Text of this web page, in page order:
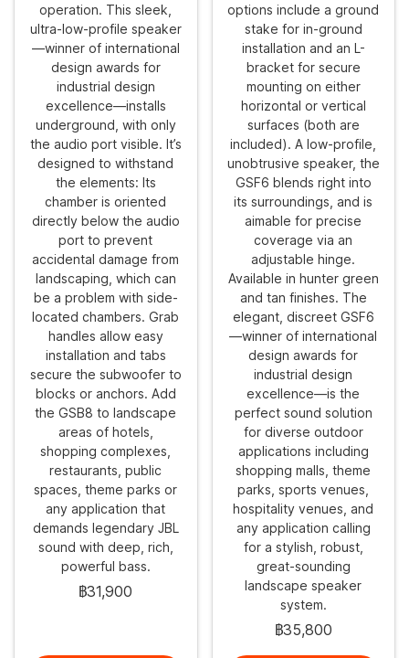
operation. This sleek,
ultra-low-profile speaker
—winner of international
design awards for
industrial design
excellence—installs
underground, with only
the audio port visible. It’s
designed to withstand
the elements: Its
chamber is oriented
directly below the audio
port to prevent
accidental damage from
landscaping, which can
be a problem with side-
located chambers. Grab
handles allow easy
installation and tabs
secure the subwoofer to
blocks or anchors. Add
the GSB8 to landscape
areas of hotels,
shopping complexes,
restaurants, public
spaces, theme parks or
any application that
demands legendary JBL
sound with deep, rich,
powerful bass.
฿31,900
options include a ground
stake for in-ground
installation and an L-
bracket for secure
mounting on either
horizontal or vertical
surfaces (both are
included). A low-profile,
unobtrusive speaker, the
GSF6 blends right into
its surroundings, and is
aimable for precise
coverage via an
adjustable hinge.
Available in hunter green
and tan finishes. The
elegant, discreet GSF6
—winner of international
design awards for
industrial design
excellence—is the
perfect sound solution
for diverse outdoor
applications including
shopping malls, theme
parks, sports venues,
hospitality venues, and
any application calling
for a stylish, robust,
great-sounding
landscape speaker
system.
฿35,800